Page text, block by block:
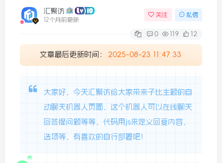
汇聚访
12个月前更新
关注 私信
0 119 12
文章最后更新时间： 2025-08-23 11:47:33
大家好，今天汇聚访给大家带来子比主题的自
动聊天机器人页面，这个机器人可以在线聊天
回答提问题等等，代码用js来定义回复内容、
选项等，有喜欢的自行部署吧！